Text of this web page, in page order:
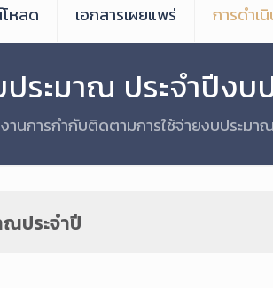
หลด เอกสารเผยแพร่ การดำเ
ระมาณ ประจำปีง
านการกำกับติดตามการใช้จ่ายงบประม
ณประจำปี